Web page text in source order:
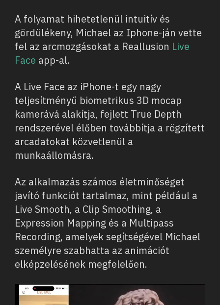
A folyamat hihetetlenül intuitív és
gördülékeny, Michael az Iphone-ján vette
fel az arcmozgásokat a Reallusion Live
Face app-al.
A Live Face az iPhone-t egy nagy
teljesítményű biometrikus 3D mocap
kamerává alakítja, fejlett True Depth
rendszerével élőben továbbítja a rögzített
arcadatokat közvetlenül a
munkaállomásra.
Az alkalmazás számos életminőséget
javító funkciót tartalmaz, mint például a
Live Smooth, a Clip Smoothing, a
Expression Mapping és a Multipass
Recording, amelyek segítségével Michael
személyre szabhatta az animációt
elképzelésének megfelelően.